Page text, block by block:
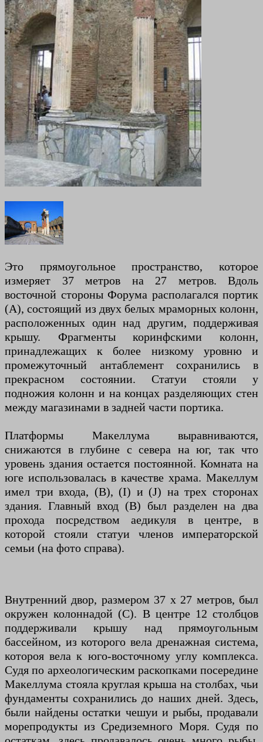
Это прямоугольное пространство, которое
измеряет 37 метров на 27 метров. Вдоль
восточной стороны Форума располагался портик
(А), состоящий из двух белых мраморных колонн,
расположенных один над другим, поддерживая
крышу. Фрагменты коринфскими колонн,
принадлежащих к более низкому уровню и
промежуточный антаблемент сохранились в
прекрасном состоянии. Статуи стояли у
подножия колонн и на концах разделяющих стен
между магазинами в задней части портика.
Платформы Макеллума выравниваются,
снижаются в глубине с севера на юг, так что
уровень здания остается постоянной. Комната на
юге использовалась в качестве храма. Макеллум
имел три входа, (B), (I) и (J) на трех сторонах
здания. Главный вход (B) был разделен на два
прохода посредством аедикуля в центре, в
которой стояли статуи членов императорской
семьи (на фото справа).
Внутренний двор, размером 37 х 27 метров, был
окружен колоннадой (С). В центре 12 столбцов
поддерживали крышу над прямоугольным
бассейном, из которого вела дренажная система,
котороя вела к юго-восточному углу комплекса.
Судя по археологическим раскопками посередине
Макеллума стояла круглая крыша на столбах, чьи
фундаменты сохранились до наших дней. Здесь,
были найдены остатки чешуи и рыбы, продавали
морепродукты из Средиземного Моря. Судя по